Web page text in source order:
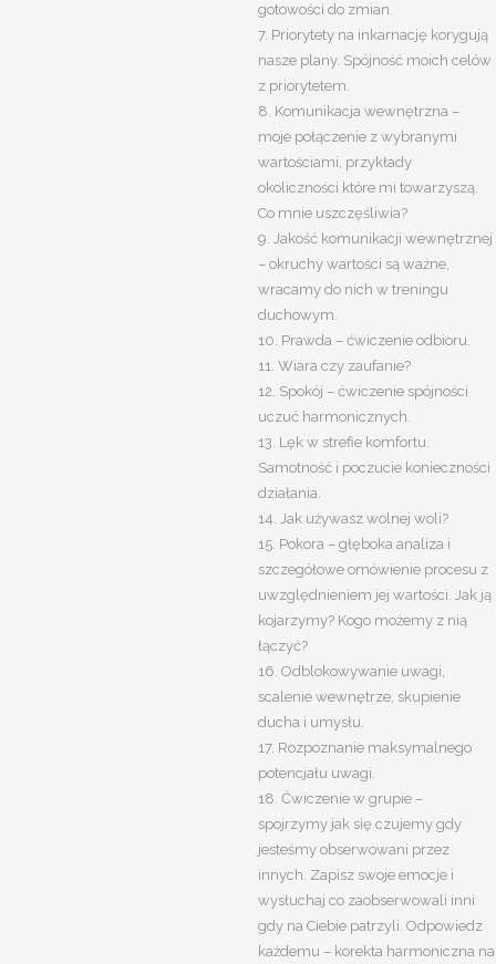
gotowości do zmian.
7. Priorytety na inkarnację korygują
nasze plany. Spójność moich celów
z priorytetem.
8. Komunikacja wewnętrzna –
moje połączenie z wybranymi
wartościami, przykłady
okoliczności które mi towarzyszą.
Co mnie uszczęśliwia?
9. Jakość komunikacji wewnętrznej
– okruchy wartości są ważne,
wracamy do nich w treningu
duchowym.
10. Prawda – ćwiczenie odbioru.
11. Wiara czy zaufanie?
12. Spokój – ćwiczenie spójności
uczuć harmonicznych.
13. Lęk w strefie komfortu.
Samotność i poczucie konieczności
działania.
14. Jak używasz wolnej woli?
15. Pokora – głęboka analiza i
szczegółowe omówienie procesu z
uwzględnieniem jej wartości. Jak ją
kojarzymy? Kogo możemy z nią
łączyć?
16. Odblokowywanie uwagi,
scalenie wewnętrze, skupienie
ducha i umysłu.
17. Rozpoznanie maksymalnego
potencjału uwagi.
18. Ćwiczenie w grupie –
spojrzymy jak się czujemy gdy
jesteśmy obserwowani przez
innych. Zapisz swoje emocje i
wysłuchaj co zaobserwowali inni
gdy na Ciebie patrzyli. Odpowiedz
każdemu – korekta harmoniczna na